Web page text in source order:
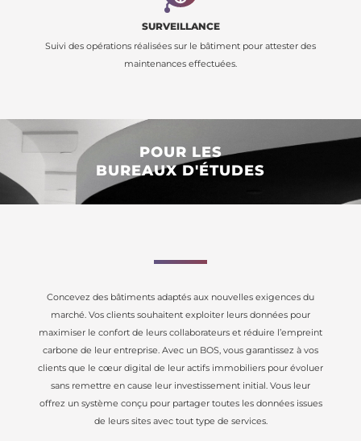
SURVEILLANCE
Suivi des opérations réalisées sur le bâtiment pour attester des
maintenances effectuées.
POUR LES
BUREAUX D'ÉTUDES
Concevez des bâtiments adaptés aux nouvelles exigences du
marché. Vos clients souhaitent exploiter leurs données pour
maximiser le confort de leurs collaborateurs et réduire l’empreint
carbone de leur entreprise. Avec un BOS, vous garantissez à vos
clients que le cœur digital de leur actifs immobiliers pour évoluer
sans remettre en cause leur investissement initial. Vous leur
offrez un système conçu pour partager toutes les données issues
de leurs sites avec tout type de services.